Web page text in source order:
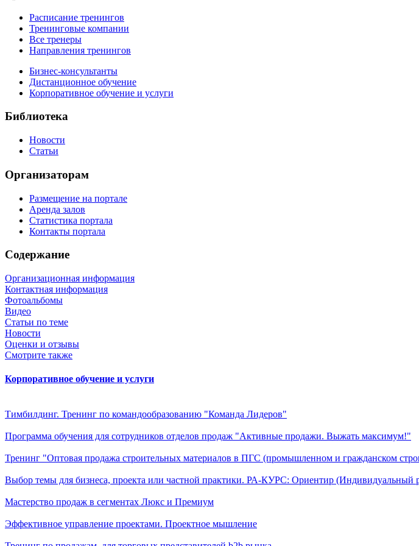
Расписание тренингов
Тренинговые компании
Все тренеры
Направления тренингов
Бизнес-консультанты
Дистанционное обучение
Корпоративное обучение и услуги
Библиотека
Новости
Статьи
Организаторам
Размещение на портале
Аренда залов
Статистика портала
Контакты портала
Содержание
Организационная информация
Контактная информация
Фотоальбомы
Видео
Статьи по теме
Новости
Оценки и отзывы
Смотрите также
Корпоративное обучение и услуги
Тимбилдинг. Тренинг по командообразованию "Команда Лидеров"
Программа обучения для сотрудников отделов продаж "Активные продажи. Выжать максимум!"
Тренинг "Оптовая продажа строительных материалов в ПГС (промышленном и гражданском
Выбор темы для бизнеса, проекта или частной практики. РА-КУРС: Ориентир (Индивидуальный
Мастерство продаж в сегментах Люкс и Премиум
Эффективное управление проектами. Проектное мышление